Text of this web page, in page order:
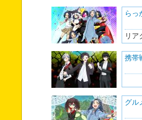
らっ
リア
携帯
グル